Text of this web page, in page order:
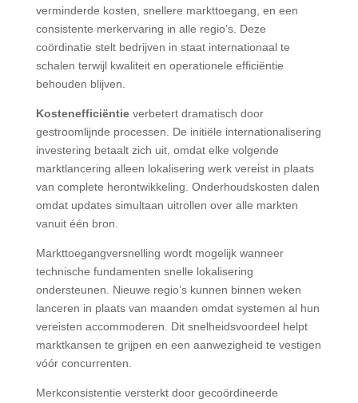
verminderde kosten, snellere markttoegang, en een
consistente merkervaring in alle regio’s. Deze
coördinatie stelt bedrijven in staat internationaal te
schalen terwijl kwaliteit en operationele efficiëntie
behouden blijven.
Kostenefficiëntieverbetert dramatisch door
gestroomlijnde processen. De initiële internationalisering
investering betaalt zich uit, omdat elke volgende
marktlancering alleen lokalisering werk vereist in plaats
van complete herontwikkeling. Onderhoudskosten dalen
omdat updates simultaan uitrollen over alle markten
vanuit één bron.
Markttoegangversnelling wordt mogelijk wanneer
technische fundamenten snelle lokalisering
ondersteunen. Nieuwe regio’s kunnen binnen weken
lanceren in plaats van maanden omdat systemen al hun
vereisten accommoderen. Dit snelheidsvoordeel helpt
marktkansen te grijpen en een aanwezigheid te vestigen
vóór concurrenten.
Merkconsistentie versterkt door gecoördineerde